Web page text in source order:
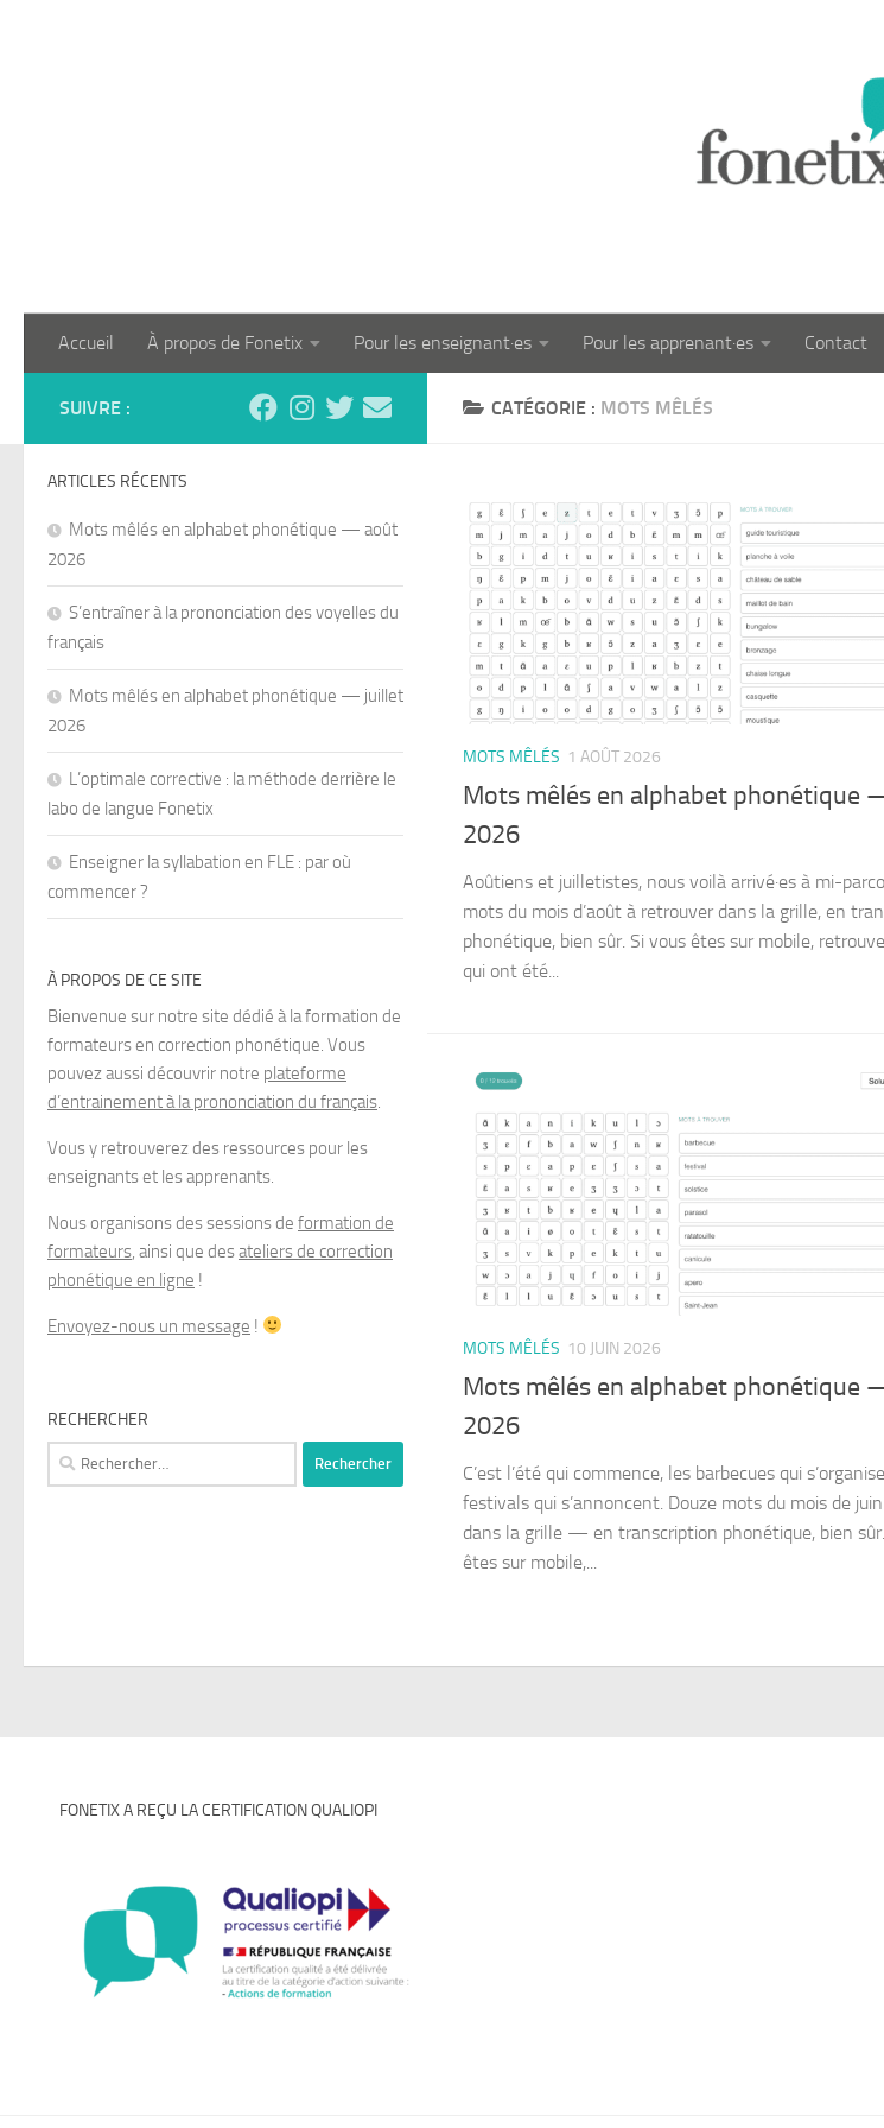
Accueil À propos de Fonetix Pour les enseignant·es Pour les apprenant·es Contact
CATÉGORIE : MOTS MÊLÉS
MOTS MÊLÉS 1 AOÛT 2026
Mots mêlés en alphabet phonétique
2026
Aoûtiens et juilletistes, nous voilà arrivé·es à mi-
mots du mois d’août à retrouver dans la grille, en
phonétique, bien sûr. Si vous êtes sur mobile,
qui ont été...
MOTS MÊLÉS 10 JUIN 2026
Mots mêlés en alphabet phonétique
2026
C’est l’été qui commence, les barbecues qui
festivals qui s’annoncent. Douze mots du mois de
dans la grille — en transcription phonétique, bien
êtes sur mobile,...
SUIVRE :
ARTICLES RÉCENTS
Mots mêlés en alphabet phonétique — août
2026
S’entraîner à la prononciation des voyelles du
français
Mots mêlés en alphabet phonétique — juillet
2026
L’optimale corrective : la méthode derrière le
labo de langue Fonetix
Enseigner la syllabation en FLE : par où
commencer ?
À PROPOS DE CE SITE
Bienvenue sur notre site dédié à la formation de
formateurs en correction phonétique. Vous
pouvez aussi découvrir notre plateforme
d’entrainement à la prononciation du français.
Vous y retrouverez des ressources pour les
enseignants et les apprenants.
Nous organisons des sessions de formation de
formateurs, ainsi que desateliers de correction
phonétique en ligne !
Envoyez-nous un message !
RECHERCHER
Rechercher :
FONETIX A REÇU LA CERTIFICATION QUALIOPI